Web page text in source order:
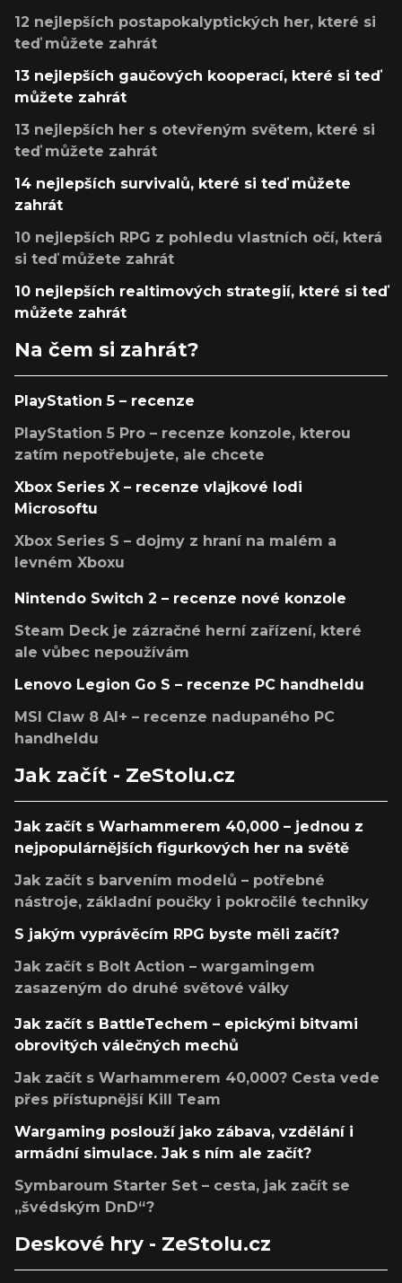
12 nejlepších postapokalyptických her, které si
teď můžete zahrát
13 nejlepších gaučových kooperací, které si teď
můžete zahrát
13 nejlepších her s otevřeným světem, které si
teď můžete zahrát
14 nejlepších survivalů, které si teď můžete
zahrát
10 nejlepších RPG z pohledu vlastních očí, která
si teď můžete zahrát
10 nejlepších realtimových strategií, které si teď
můžete zahrát
Na čem si zahrát?
PlayStation 5 – recenze
PlayStation 5 Pro – recenze konzole, kterou
zatím nepotřebujete, ale chcete
Xbox Series X – recenze vlajkové lodi
Microsoftu
Xbox Series S – dojmy z hraní na malém a
levném Xboxu
Nintendo Switch 2 – recenze nové konzole
Steam Deck je zázračné herní zařízení, které
ale vůbec nepoužívám
Lenovo Legion Go S – recenze PC handheldu
MSI Claw 8 AI+ – recenze nadupaného PC
handheldu
Jak začít - ZeStolu.cz
Jak začít s Warhammerem 40,000 – jednou z
nejpopulárnějších figurkových her na světě
Jak začít s barvením modelů – potřebné
nástroje, základní poučky i pokročilé techniky
S jakým vyprávěcím RPG byste měli začít?
Jak začít s Bolt Action – wargamingem
zasazeným do druhé světové války
Jak začít s BattleTechem – epickými bitvami
obrovitých válečných mechů
Jak začít s Warhammerem 40,000? Cesta vede
přes přístupnější Kill Team
Wargaming poslouží jako zábava, vzdělání i
armádní simulace. Jak s ním ale začít?
Symbaroum Starter Set – cesta, jak začít se
„švédským DnD“?
Deskové hry - ZeStolu.cz